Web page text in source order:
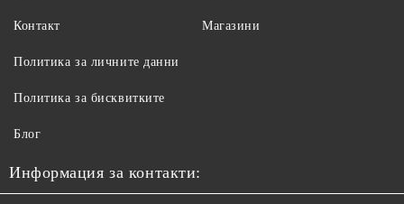
Контакт Магазини
Политика за личните данни
Политика за бисквитките
Блог
Информация за контакти: